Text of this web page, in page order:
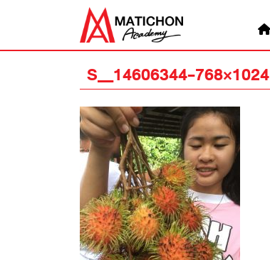
S__14606344-768×1024